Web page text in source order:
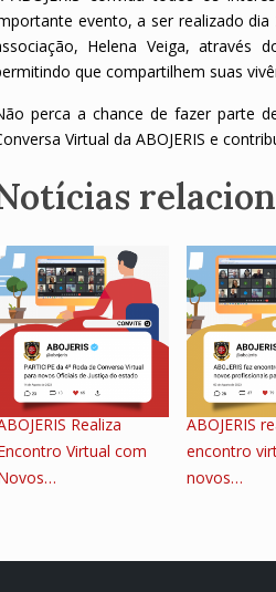
evento, a ser realizado
Helena Veiga, através
que compartilhem suas
perca a chance de fazer parte
Virtual da ABOJERIS e
Realiza
Virtual com
ABOJERIS
encontro
novos…